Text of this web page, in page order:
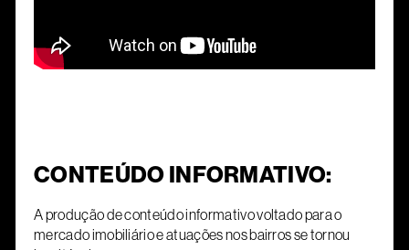
CONTEÚDO INFORMATIVO:
A produção de conteúdo informativo voltado para o
mercado imobiliário e atuações nos bairros se tornou